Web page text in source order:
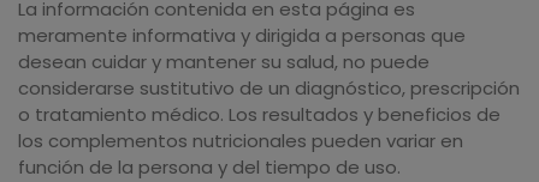
La información contenida en esta página es
meramente informativa y dirigida a personas que
desean cuidar y mantener su salud, no puede
considerarse sustitutivo de un diagnóstico, prescripción
o tratamiento médico. Los resultados y beneficios de
los complementos nutricionales pueden variar en
función de la persona y del tiempo de uso.